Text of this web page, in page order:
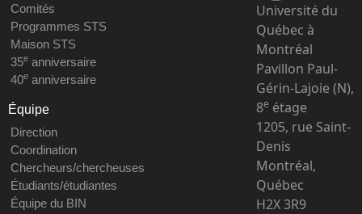
Comités
Programmes STS
Maison STS
35eanniversaire
40eanniversaire
Équipe
Direction
Coordination
Chercheurs/chercheuses
Étudiants/étudiantes
Équipe du BIN
Université du
Québec à
Montréal
Pavillon Paul-
Gérin-Lajoie (N),
8e étage
1205, rue Saint-
Denis
Montréal,
Québec
H2X 3R9